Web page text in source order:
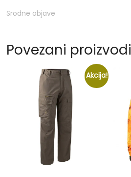
Srodne objave
Povezani proizvodi
Akcija!